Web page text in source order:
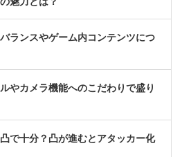
ランスやゲーム内コンテンツにつ
やカメラ機能へのこだわりで盛り
で十分？凸が進むとアタッカー化